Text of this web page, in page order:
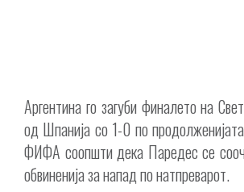
Аргентина го загуби финалето на
од Шпанија со 1-0 по
ФИФА соопшти дека Паредес се
обвиненија за напад по натпреварот.